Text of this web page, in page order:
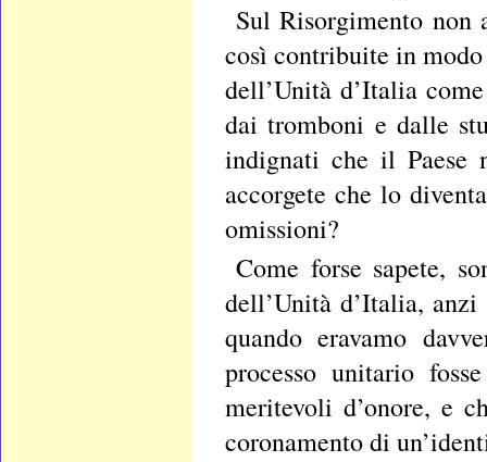
Sul Risorgimento non
così contribuite in
dell’Unità d’Italia
dai tromboni e dalle
indignati che il Paese
accorgete che lo
omissioni?
Come forse sapete,
dell’Unità d’Italia,
quando eravamo
processo unitario
meritevoli d’onore, e
coronamento di